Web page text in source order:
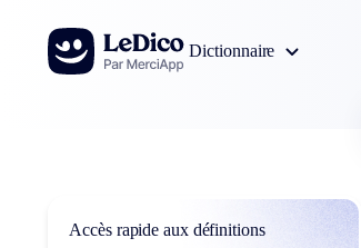
Aller au contenu
Dictionnaire
Accès rapide aux définitions